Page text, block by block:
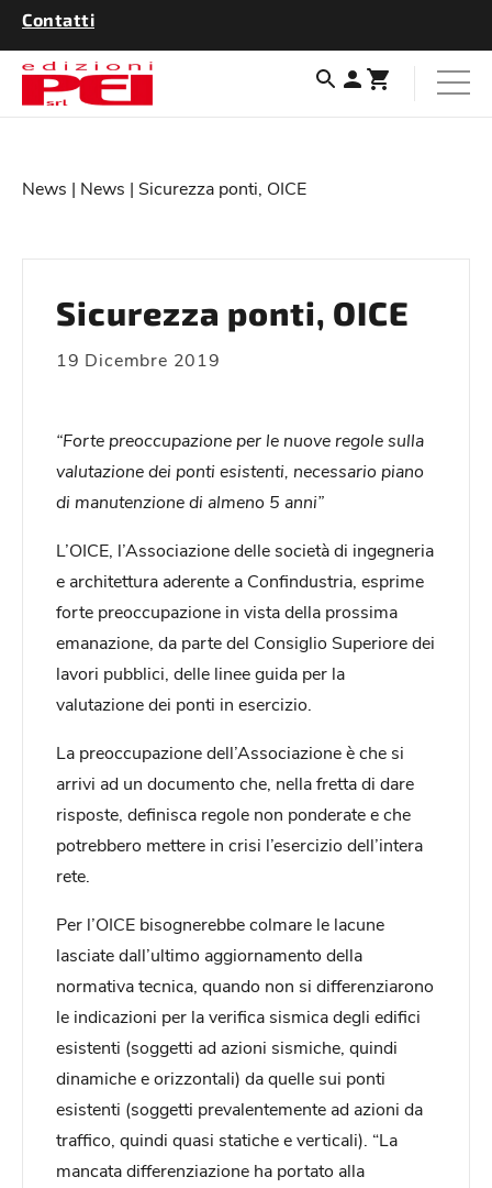
Contatti
News | News | Sicurezza ponti, OICE
Sicurezza ponti, OICE
19 Dicembre 2019
“Forte preoccupazione per le nuove regole sulla
valutazione dei ponti esistenti, necessario piano
di manutenzione di almeno 5 anni”
L’OICE, l’Associazione delle società di ingegneria
e architettura aderente a Confindustria, esprime
forte preoccupazione in vista della prossima
emanazione, da parte del Consiglio Superiore dei
lavori pubblici, delle linee guida per la
valutazione dei ponti in esercizio.
La preoccupazione dell’Associazione è che si
arrivi ad un documento che, nella fretta di dare
risposte, definisca regole non ponderate e che
potrebbero mettere in crisi l’esercizio dell’intera
rete.
Per l’OICE bisognerebbe colmare le lacune
lasciate dall’ultimo aggiornamento della
normativa tecnica, quando non si differenziarono
le indicazioni per la verifica sismica degli edifici
esistenti (soggetti ad azioni sismiche, quindi
dinamiche e orizzontali) da quelle sui ponti
esistenti (soggetti prevalentemente ad azioni da
traffico, quindi quasi statiche e verticali). “La
mancata differenziazione ha portato alla